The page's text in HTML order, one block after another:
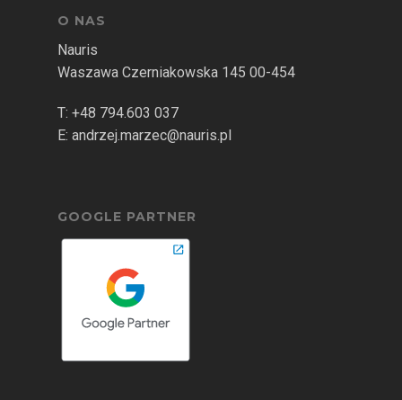
O NAS
Nauris
Waszawa Czerniakowska 145 00-454
T: +48 794.603 037
E: andrzej.marzec@nauris.pl
GOOGLE PARTNER